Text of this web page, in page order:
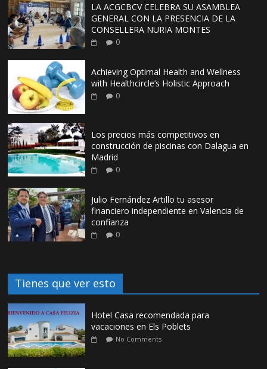
LA ACGCBCV CELEBRA SU ASAMBLEA
GENERAL CON LA PRESENCIA DE LA
CONSELLERA NURIA MONTES
0
Achieving Optimal Health and Wellness
with Healthcircle’s Holistic Approach
0
Los precios más competitivos en
construcción de piscinas con Dalagua en
Madrid
0
Julio Fernández Artillo tu asesor
financiero independiente en Valencia de
confianza
0
Tienes que ver esto
Hotel Casa recomendada para
vacaciones en Els Poblets
No Comments